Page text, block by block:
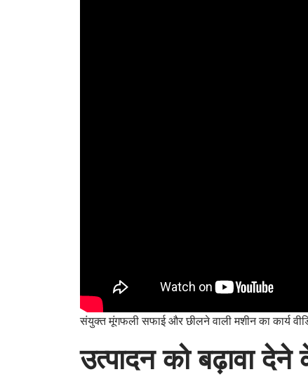
संयुक्त मूंगफली सफाई और छीलने वाली मशीन का कार्य
उत्पादन को बढ़ावा